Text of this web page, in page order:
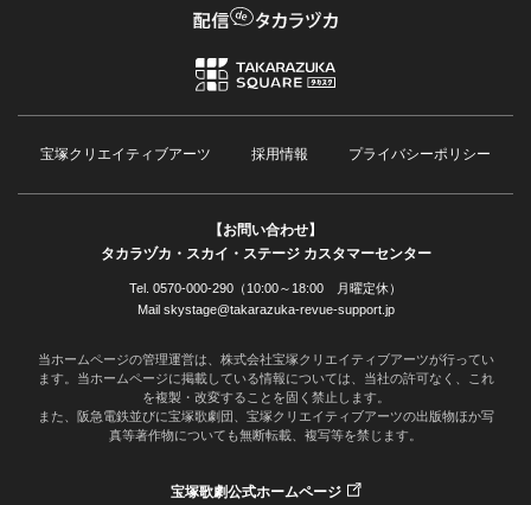
宝塚クリエイティブアーツ 採用情報 プライバシーポリシー
【お問い合わせ】
タカラヅカ・スカイ・ステージ カスタマーセンター
Tel. 0570-000-290（10:00～18:00 月曜定休）
Mail skystage@takarazuka-revue-support.jp
当ホームページの管理運営は、株式会社宝塚クリエイティブアーツが行ってい
ます。当ホームページに掲載している情報については、当社の許可なく、これ
を複製・改変することを固く禁止します。
また、阪急電鉄並びに宝塚歌劇団、宝塚クリエイティブアーツの出版物ほか写
真等著作物についても無断転載、複写等を禁じます。
宝塚歌劇公式ホームページ